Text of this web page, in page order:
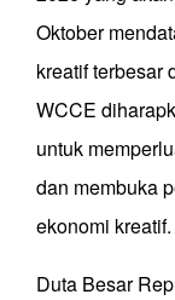
Oktober
kreatif terbesar
WCCE
untuk
dan membuka
ekonomi kreatif.
Duta Besar